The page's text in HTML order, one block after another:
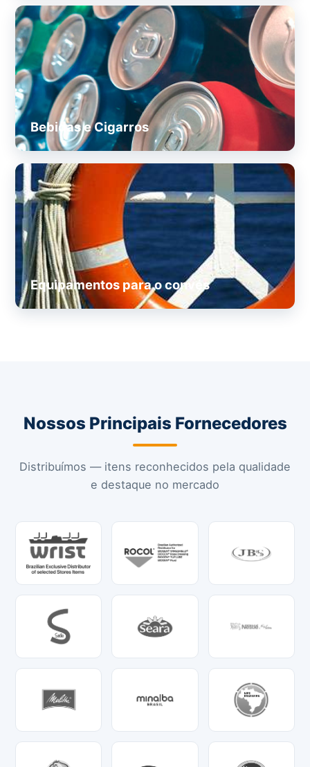
Bebidas e Cigarros
Equipamentos para o convés
Nossos Principais Fornecedores
Distribuímos — itens reconhecidos pela qualidade
e destaque no mercado